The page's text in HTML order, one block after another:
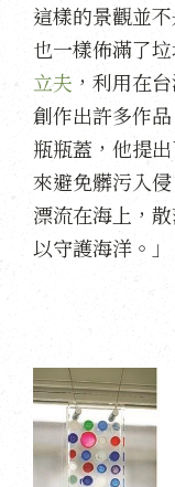
這樣的景觀並
也一樣佈滿了
立夫 ，利用在
創作出許多作
瓶瓶蓋，他提
來避免髒污入
漂流在海上，
以守護海洋。」